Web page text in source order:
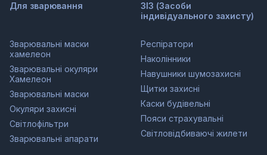
Для зварювання
Зварювальні маски
хамелеон
Зварювальні окуляри
Хамелеон
Зварювальні маски
Окуляри захисні
Світлофільтри
Зварювальні апарати
ЗІЗ (Засоби
індивідуального захисту)
Респіратори
Наколінники
Навушники шумозахисні
Щитки захисні
Каски будівельні
Пояси страхувальні
Світловідбиваючі жилети